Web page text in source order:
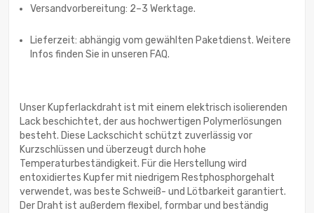
Versandvorbereitung: 2–3 Werktage.
Lieferzeit: abhängig vom gewählten Paketdienst. Weitere
Infos finden Sie in unseren FAQ.
Unser Kupferlackdraht ist mit einem elektrisch isolierenden
Lack beschichtet, der aus hochwertigen Polymerlösungen
besteht. Diese Lackschicht schützt zuverlässig vor
Kurzschlüssen und überzeugt durch hohe
Temperaturbeständigkeit. Für die Herstellung wird
entoxidiertes Kupfer mit niedrigem Restphosphorgehalt
verwendet, was beste Schweiß- und Lötbarkeit garantiert.
Der Draht ist außerdem flexibel, formbar und beständig